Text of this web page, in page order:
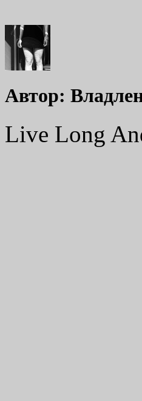
Автор:
Live Long